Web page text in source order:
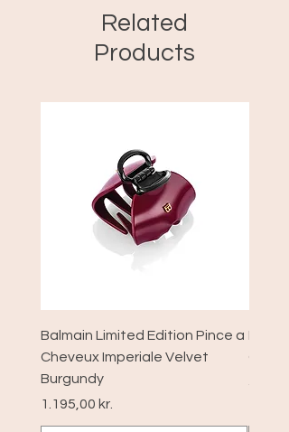
Related
Products
Balmain Limited Edition Pince a
Cheveux Imperiale Velvet
Burgundy
Pris
1.195,00 kr.
Pris
589,00